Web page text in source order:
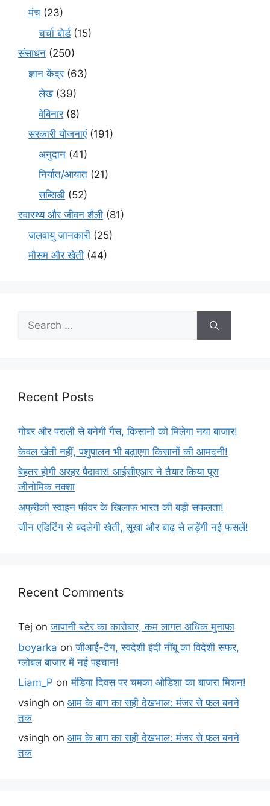
मंच (23)
चर्चा बोर्ड(15)
संसाधन (250)
ज्ञान केंद्र(63)
लेख(39)
वेबिनार(8)
सरकारी योजनाएं(191)
अनुदान (41)
निर्यात/आयात (21)
सब्सिडी (52)
स्वास्थ्य और जीवन शैली (81)
जलवायु जानकारी (25)
मौसम और खेती (44)
Recent Posts
गोबर और पराली से बनेगी गैस, किसानों को मिलेगा नया बाजार!
केवल खेती नहीं, पशुपालन भी बढ़ाएगा किसानों की आमदनी!
बेहतर होगी अरहर पैदावार! आईसीएआर ने तैयार किया पूरा
जीनोमिक नक्शा
अफ्रीकी स्वाइन फीवर के खिलाफ भारत की बड़ी सफलता!
जीन एडिटिंग से बदलेगी खेती, सूखा और बाढ़ से लड़ेंगी नई फसलें!
Recent Comments
Tej onजापानी बटेर का कारोबार, कम लागत अधिक मुनाफा
boyarka onजीआई-टैग, स्वदेशी इंदी नींबू का विदेशी सफर,
ग्लोबल बाजार में नई पहचान!
Liam_P onमंडिया दिवस पर चमका ओडिशा का बाजरा मिशन!
vsingh on आम के बाग का सही देखभाल: मंजर से फल बनने
तक
vsingh on आम के बाग का सही देखभाल: मंजर से फल बनने
तक